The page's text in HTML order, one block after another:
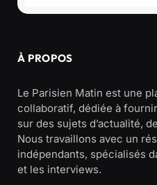
À PROPOS
Le Parisien Matin est une
collaboratif, dédiée à
sur des sujets d’actualité,
Nous travaillons avec un
indépendants, spécialisés
et les interviews.